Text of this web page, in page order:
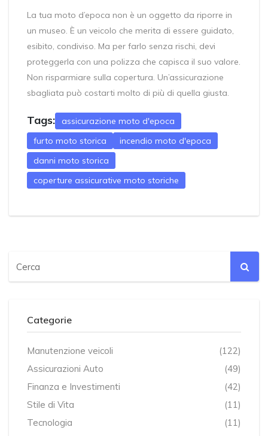
La tua moto d’epoca non è un oggetto da riporre in
un museo. È un veicolo che merita di essere guidato,
esibito, condiviso. Ma per farlo senza rischi, devi
proteggerla con una polizza che capisca il suo valore.
Non risparmiare sulla copertura. Un’assicurazione
sbagliata può costarti molto di più di quella giusta.
Tags:
assicurazione moto d'epoca
furto moto storica
incendio moto d'epoca
danni moto storica
coperture assicurative moto storiche
Categorie
Manutenzione veicoli
(122)
Assicurazioni Auto
(49)
Finanza e Investimenti
(42)
Stile di Vita
(11)
Tecnologia
(11)